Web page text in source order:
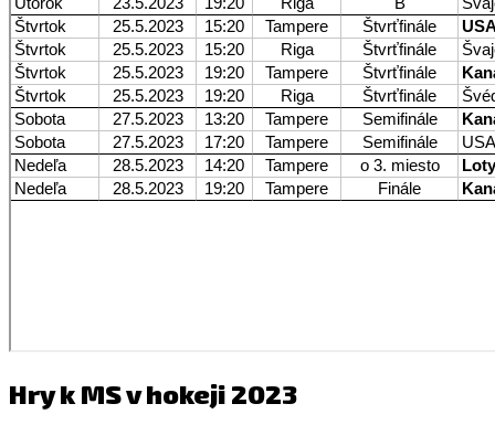
Hry k MS v hokeji 2023